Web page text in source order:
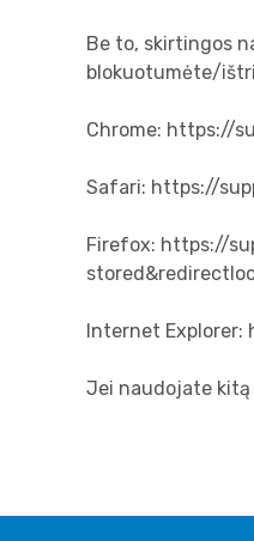
Be to, skirtingos
blokuotumėte/
Chrome: https://
Safari: https://
Firefox: https://
Internet Explorer:
Jei naudojate kitą